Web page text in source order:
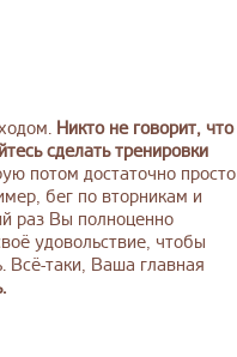
Никто не говорит, что
сделать тренировки
потом достаточно просто
бег по вторникам и
раз Вы полноценно
удовольствие, чтобы
Всё-таки, Ваша главная